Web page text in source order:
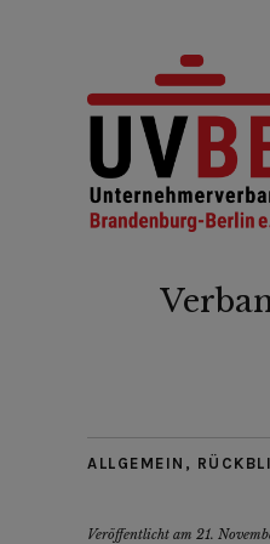
ALLGEMEIN ,
Veröffentlicht am 21.